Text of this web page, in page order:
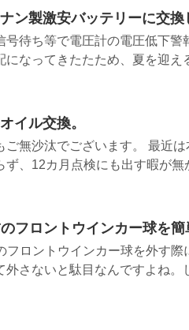
ン製激安バッテリーに交換
号待ち等で電圧計の電圧低下
になってきたたため、夏を迎え
イル交換。
ご無沙汰でございます。 最近
ず、12カ月点検にも出す暇が
フロントウインカー球を
フロントウインカー球を外す
外さないと駄目なんですよね。